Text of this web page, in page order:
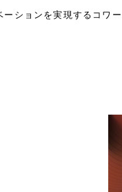
ーションを実現するコワ